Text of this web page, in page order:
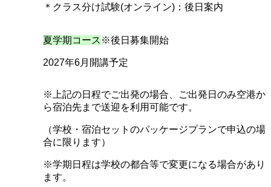
＊クラス分け試験(オンライン)：後日案内
夏学期コース ※後日募集開始
2027年6月開講予定
※上記の日程でご出発の場合、ご出発日のみ空港か
ら宿泊先まで送迎を利用可能です。
（学校・宿泊セットのパッケージプランで申込の場
合に限ります）
※学期日程は学校の都合等で変更になる場合があり
ます。